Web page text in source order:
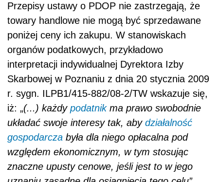
Przepisy ustawy o PDOP nie zastrzegają, że
towary handlowe nie mogą być sprzedawane
poniżej ceny ich zakupu. W stanowiskach
organów podatkowych, przykładowo
interpretacji indywidualnej Dyrektora Izby
Skarbowej w Poznaniu z dnia 20 stycznia 2009
r. sygn. ILPB1/415-882/08-2/TW wskazuje się,
iż: „(...) każdy podatnikma prawo swobodnie
układać swoje interesy tak, aby działalność
gospodarcza była dla niego opłacalna pod
względem ekonomicznym, w tym stosując
znaczne upusty cenowe, jeśli jest to w jego